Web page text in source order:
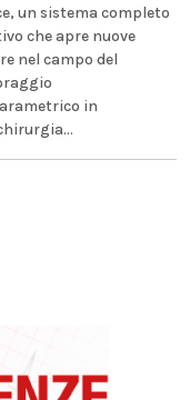
un sistema completo
che apre nuove
nel campo del
in